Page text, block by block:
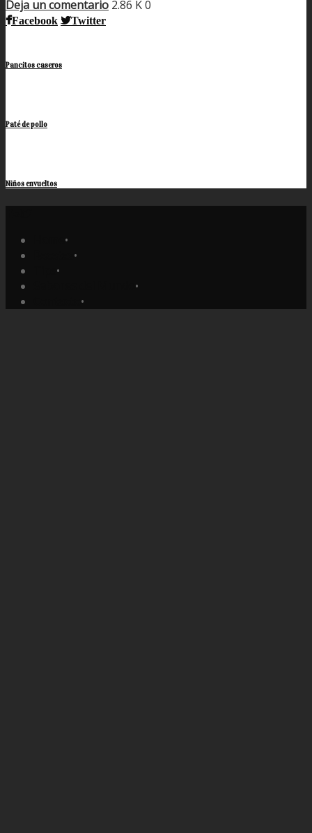
Deja un comentario 2.86 K0
Facebook Twitter
Pancitos caseros
Paté de pollo
Niños envueltos
•
•
•
•
•